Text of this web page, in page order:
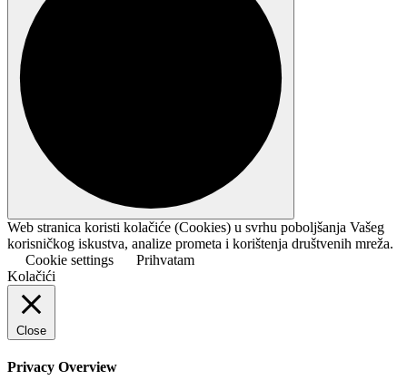
Web stranica koristi kolačiće (Cookies) u svrhu poboljšanja Vašeg
korisničkog iskustva, analize prometa i korištenja društvenih mreža.
Cookie settings
Prihvatam
Kolačići
Close
Privacy Overview